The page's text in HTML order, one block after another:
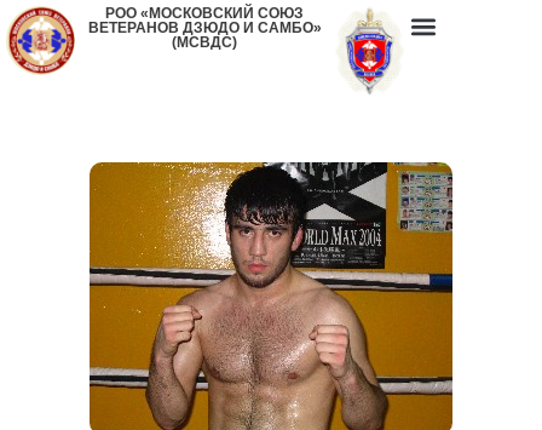
РОО «МОСКОВСКИЙ СОЮЗ
ВЕТЕРАНОВ ДЗЮДО И САМБО»
(МСВДС)